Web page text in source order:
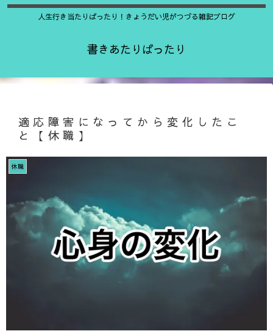
人生行き当たりばったり！きょうだい児がつづる雑記ブログ
書きあたりばったり
適応障害になってから変化したこ
と【休職】
休職